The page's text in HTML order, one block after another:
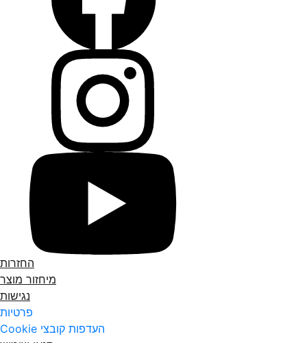
החזרות
מיחזור מוצר
נגישות
פרטיות
העדפות קובצי Cookie